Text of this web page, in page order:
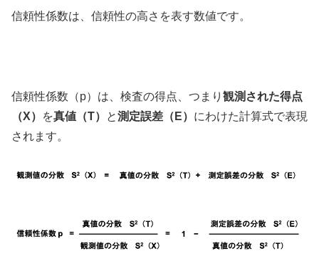
信頼性係数は、信頼性の高さを表す数値です。
信頼性係数（p）は、検査の得点、つまり 観測された得点
（X）
を真値（T） と測定誤差（E） にわけた計算式で表現
されます。